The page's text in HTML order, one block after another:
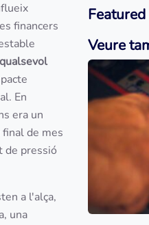
financers
qualsevol
En
era un
de mes
de pressió
a l'alça,
una
Veure